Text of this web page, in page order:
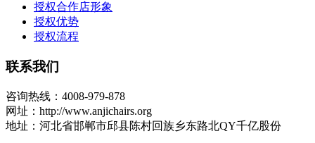
授权合作店形象
授权优势
授权流程
联系我们
咨询热线：4008-979-878
网址：http://www.anjichairs.org
地址：河北省邯郸市邱县陈村回族乡东路北QY千亿股份